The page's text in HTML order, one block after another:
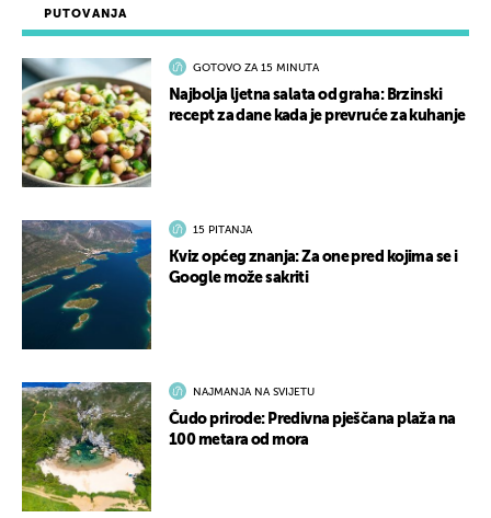
PUTOVANJA
GOTOVO ZA 15 MINUTA
Najbolja ljetna salata od graha: Brzinski
recept za dane kada je prevruće za kuhanje
15 PITANJA
Kviz općeg znanja: Za one pred kojima se i
Google može sakriti
NAJMANJA NA SVIJETU
Čudo prirode: Predivna pješčana plaža na
100 metara od mora